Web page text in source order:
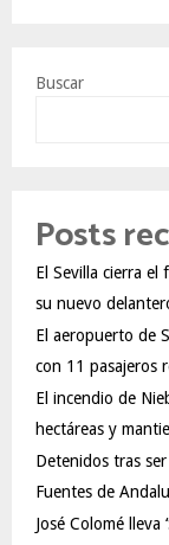
Buscar
Posts
El Sevilla cierra
su nuevo
El aeropuerto de
con 11 pasajeros
El incendio de
hectáreas y
Detenidos tras
Fuentes de
José Colomé lleva